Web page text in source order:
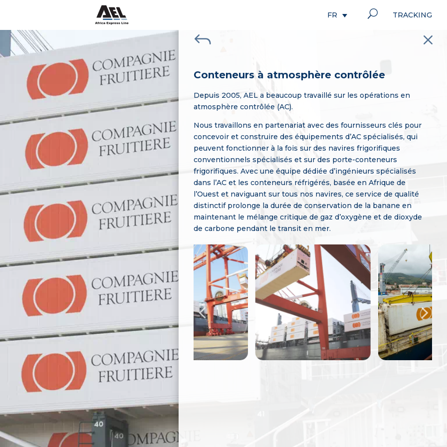
FR U TRACKING
J M
Conteneurs à atmosphère contrôlée
Depuis 2005, AEL a beaucoup travaillé sur les opérations en
atmosphère contrôlée (AC).
Nous travaillons en partenariat avec des fournisseurs clés pour
concevoir et construire des équipements d’AC spécialisés, qui
peuvent fonctionner à la fois sur des navires frigorifiques
conventionnels spécialisés et sur des porte-conteneurs
frigorifiques. Avec une équipe dédiée d’ingénieurs spécialisés
dans l’AC et les conteneurs réfrigérés, basée en Afrique de
l’Ouest et naviguant sur tous nos navires, ce service de qualité
distinctif prolonge la durée de conservation de la banane en
maintenant le mélange critique de gaz d’oxygène et de dioxyde
de carbone pendant le transit en mer.